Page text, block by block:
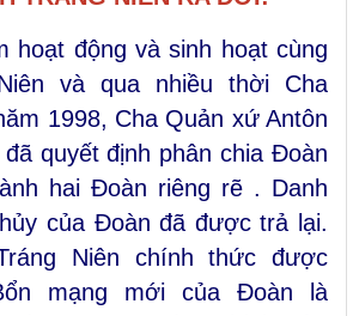
hoạt động và sinh hoạt cùng
và qua nhiều thời Cha
1998, Cha Quản xứ Antôn
quyết định phân chia Đoàn
hai Đoàn riêng rẽ . Danh
của Đoàn đã được trả lại.
Niên chính thức được
mạng mới của Đoàn là